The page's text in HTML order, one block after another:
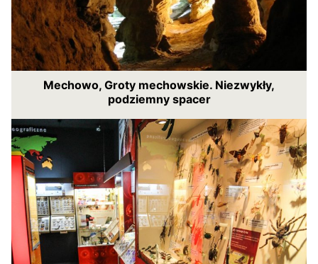
Mechowo, Groty mechowskie. Niezwykły,
podziemny spacer